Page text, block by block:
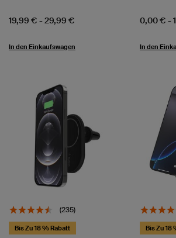
Price:
19,99 € -29,99 €
In den Einkaufswagen
Price:
0,00 € -
In den
(235)
Bis Zu 18 % Rabatt Bis Zu 18